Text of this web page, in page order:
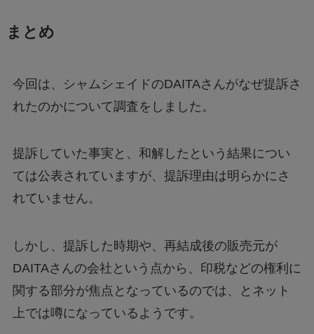
まとめ
今回は、シャムシェイドのDAITAさんがなぜ提訴さ
れたのかについて調査をしました。
提訴していた事実と、和解したという結果につい
ては公表されていますが、提訴理由は明らかにさ
れていません。
しかし、提訴した時期や、再結成後の販売元が
DAITAさんの会社という点から、印税などの権利に
関する部分が焦点となっているのでは、とネット
上では噂になっているようです。